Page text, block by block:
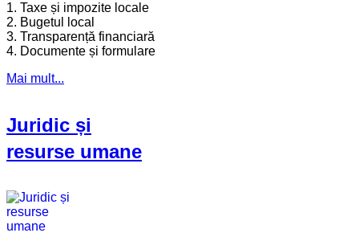
1. Taxe și impozite locale
2. Bugetul local
3. Transparență financiară
4. Documente și formulare
Mai mult...
Juridic și
resurse umane